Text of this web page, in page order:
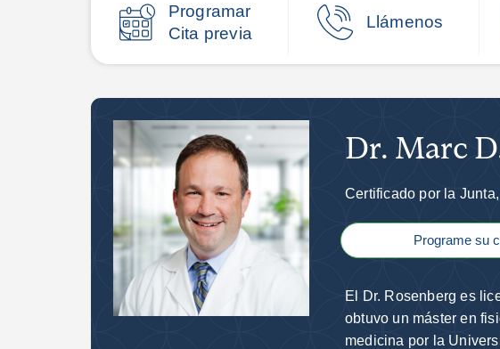
Programar
Cita previa
Llámenos
Dr. Marc
Certificado por la
Programe su
El Dr. Rosenberg es
obtuvo un máster en
medicina por la